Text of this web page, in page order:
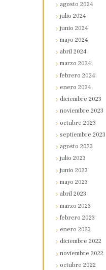
agosto2024
julio2024
junio2024
mayo2024
abril2024
marzo2024
febrero2024
enero2024
diciembre2023
noviembre2023
octubre2023
septiembre2023
agosto2023
julio2023
junio2023
mayo2023
abril2023
marzo2023
febrero2023
enero2023
diciembre2022
noviembre2022
octubre2022